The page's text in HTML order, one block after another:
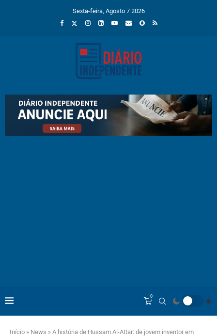
Sexta-feira, Agosto 7 2026
0
Início » News » A história de Hussam Al-Attar: de jovem inventor em